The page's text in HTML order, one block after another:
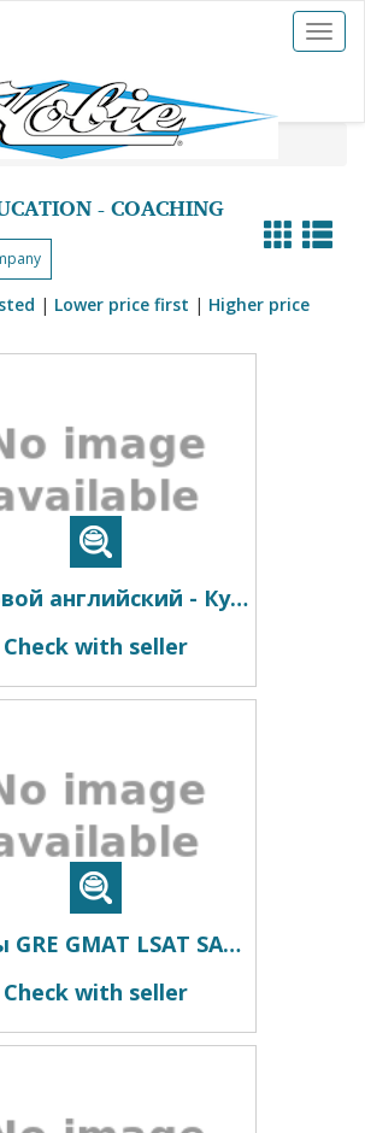
Toggle
Jobs»Education - Coaching
- COACHING
| Lower price first | Higher price
Деловой английский - Курсы, преподаватель, репетитор из США
Check with seller
Курсы GRE GMAT LSAT SAT ACT преподаватель, репетитор из США
Check with seller